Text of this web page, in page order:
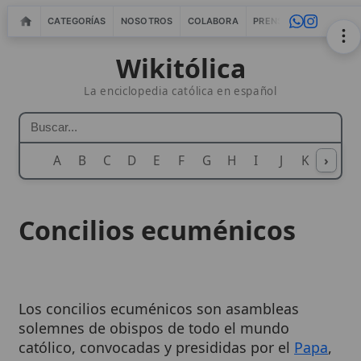
CATEGORÍAS NOSOTROS COLABORA PRENSA WEBMASTERS
Wikitólica
La enciclopedia católica en español
A B C D E F G H I J K L M
›
católico, convocadas y presididas por elPapa
o al menos confirmadas por él, para deliberar
y decidir sobre asuntos defe, moral y